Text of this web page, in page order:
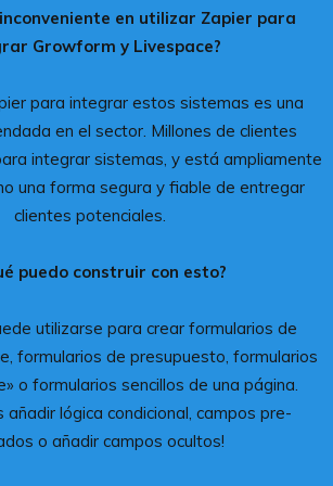
en utilizar Zapier para
Growform y Livespace?
para integrar estos sistemas es una
en el sector. Millones de clientes
integrar sistemas, y está ampliamente
una forma segura y fiable de entregar
clientes potenciales.
puedo construir con esto?
utilizarse para crear formularios de
formularios de presupuesto, formularios
o formularios sencillos de una página.
añadir lógica condicional, campos pre-
o añadir campos ocultos!